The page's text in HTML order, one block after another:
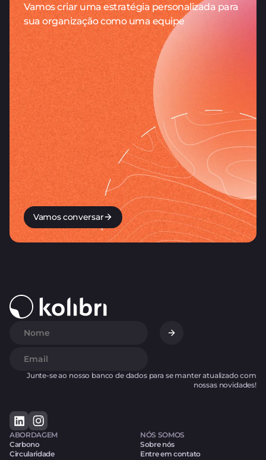
Vamos criar uma estratégia personalizada para
sua organização como uma equipe
Vamos conversar
Junte-se ao nosso banco de dados para se manter atualizado com
nossas novidades!
ABORDAGEM
Carbono
Circularidade
NÓS SOMOS
Sobre nós
Entre em contato